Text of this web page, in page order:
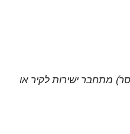
מתחבר ישירות לקיר או